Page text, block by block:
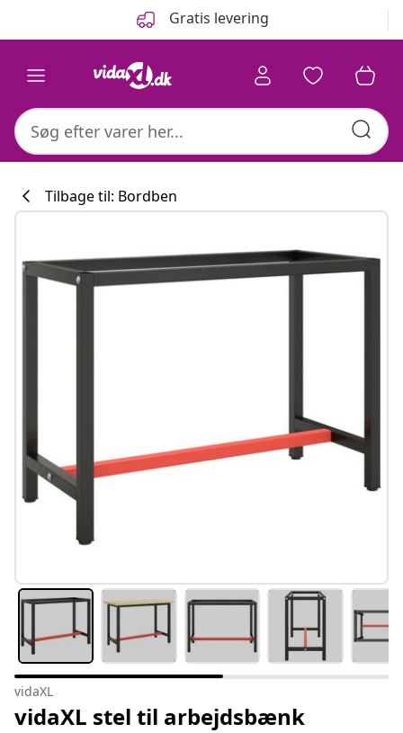
Gratis levering
Tilbage til: Bordben
vidaXL
vidaXL stel til arbejdsbænk